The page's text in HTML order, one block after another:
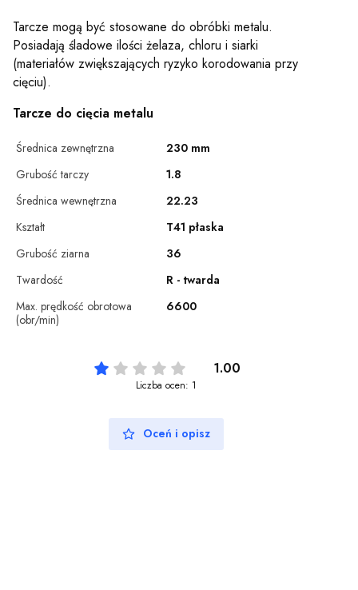
Tarcze mogą być stosowane do obróbki metalu.
Posiadają śladowe ilości żelaza, chloru i siarki
(materiałów zwiększających ryzyko korodowania przy
cięciu).
Tarcze do cięcia metalu
Średnica zewnętrzna
230 mm
Grubość tarczy
1.8
Średnica wewnętrzna
22.23
Kształt
T41 płaska
Grubość ziarna
36
Twardość
R - twarda
Max. prędkość obrotowa
(obr/min)
6600
1.00
Liczba ocen: 1
Oceń i opisz